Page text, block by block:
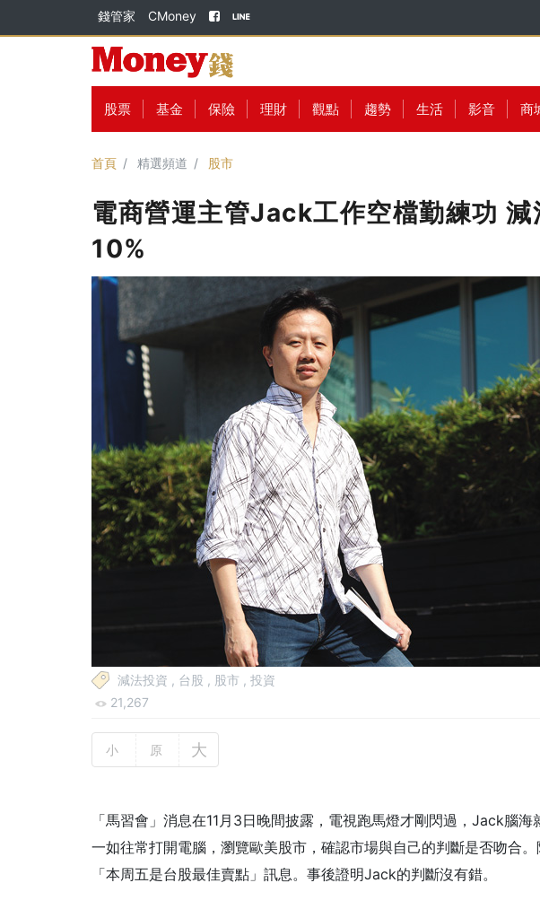
錢管家 CMoney
股票 基金 保險 理財 觀點 趨勢 生活 影音 商
首頁 精選頻道 股市
電商營運主管Jack工作空檔勤練功
10%
減法投資 , 台股 , 股市 , 投資
21,267
小 原 大
「馬習會」消息在11月3日晚間披露，電視跑馬燈才剛閃過，Jack腦
一如往常打開電腦，瀏覽歐美股市，確認市場與自己的判斷是否吻合
「本周五是台股最佳賣點」訊息。事後證明Jack的判斷沒有錯。